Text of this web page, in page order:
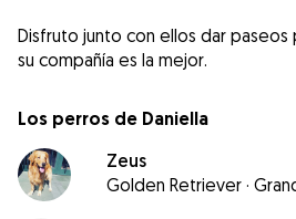
Disfruto junto con ellos dar paseos
su compañía es la mejor.
Los perros de Daniella
Zeus
Golden Retriever ·